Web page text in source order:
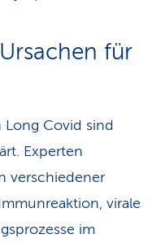
für
Long Covid sind
Experten
verschiedener
virale
im